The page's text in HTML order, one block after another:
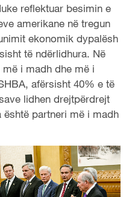
reflektuar besimin e
amerikane në tregun
ekonomik dypalësh
të ndërlidhura. Në
i madh dhe më i
afërsisht 40% e të
lidhen drejtpërdrejt
partneri më i madh